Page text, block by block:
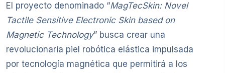
El proyecto denominado “MagTecSkin: Novel
Tactile Sensitive Electronic Skin based on
Magnetic Technology” busca crear una
revolucionaria piel robótica elástica impulsada
por tecnología magnética que permitirá a los